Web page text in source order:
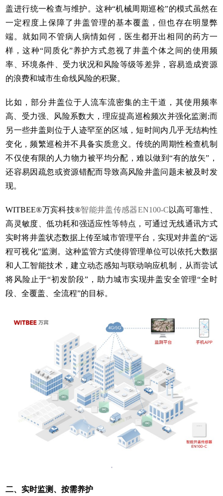
盖进行统一检查与维护。这种“机械周期巡检”的模式虽然在
一定程度上保障了井盖管理的基本覆盖，但也存在明显弊
端。就如同不管病人病情如何，医生都开出相同的药方一
样，这种“同质化”养护方式忽视了井盖个体之间的使用频
率、环境条件、受力状况和风险等级等差异，容易造成资源
的浪费和城市生命线风险的积聚。
比如，部分井盖位于人流车流密集的主干道，其使用频率
高、受力强、风险系数大，理应提高巡检频次并强化监测;而
另一些井盖则位于人迹罕至的区域，短时间内几乎无结构性
变化，频繁巡检并不具备实质意义。传统的周期性检查机制
不仅使有限的人力物力被平均分配，难以做到“有的放矢”，
还容易因疏忽或资源错配而导致高风险井盖问题未被及时发
现。
WITBEE®万宾科技®智能井盖传感器EN100-C 以高可靠性、
高灵敏度、低功耗和强适应性等特点，可通过无线通讯方式
实时将井盖状态数据上传至城市管理平台，实现对井盖的“远
程可视化”监测。这种监管方式使得管理单位可以依托大数据
和人工智能技术，建立动态感知与联动响应机制，从而尝试
将风险止于“初发阶段”，助力城市实现井盖安全管理“全时
段、全覆盖、全流程”的目标。
二、实时监测、按需养护